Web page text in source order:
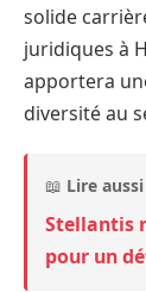
solide
juridiques à
apportera
diversité au
📖 Lire aussi
Stellantis
pour un